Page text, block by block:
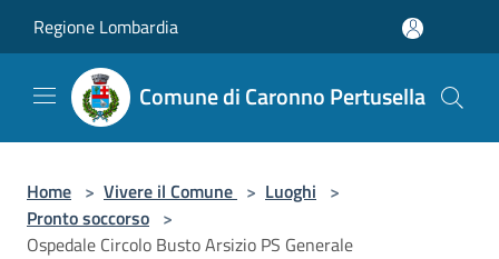
Regione Lombardia
Comune di Caronno Pertusella
Home > Vivere il Comune > Luoghi >
Pronto soccorso >
Ospedale Circolo Busto Arsizio PS Generale